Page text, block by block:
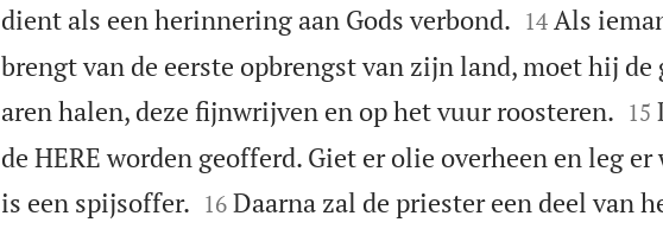
dient als een herinnering aan Gods verbond.
14 Als
brengt van de eerste opbrengst van zijn land, moet hij de
aren halen, deze fijnwrijven en op het vuur roosteren.
15
de HERE worden geofferd. Giet er olie overheen en leg
is een spijsoffer.
16 Daarna zal de priester een deel van